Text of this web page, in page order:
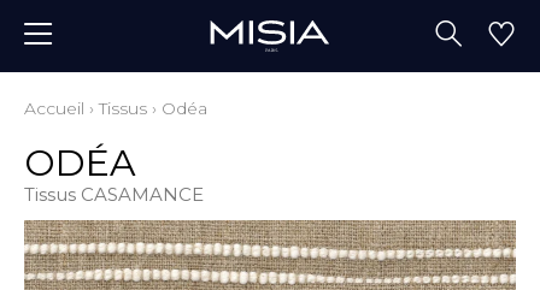
Accueil ›Tissus › Odéa
ODÉA
Tissus CASAMANCE